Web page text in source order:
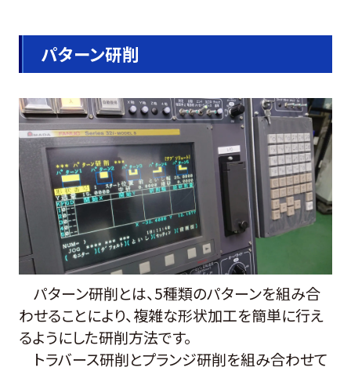
パターン研削
パターン研削とは、5種類のパターンを組み合
わせることにより、複雑な形状加工を簡単に行え
るようにした研削方法です。
トラバース研削とプランジ研削を組み合わせて